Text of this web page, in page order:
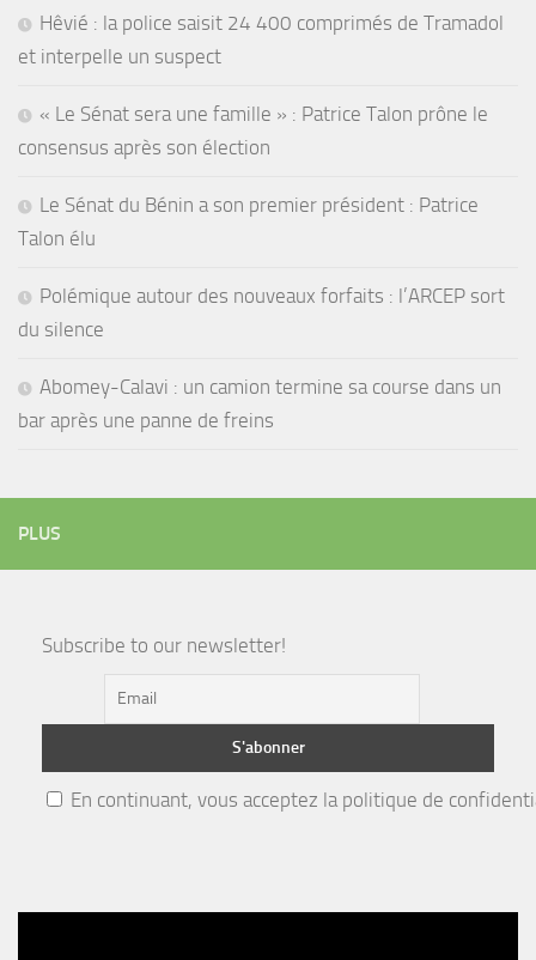
Hêvié : la police saisit 24 400 comprimés de Tramadol
et interpelle un suspect
« Le Sénat sera une famille » : Patrice Talon prône le
consensus après son élection
Le Sénat du Bénin a son premier président : Patrice
Talon élu
Polémique autour des nouveaux forfaits : l’ARCEP sort
du silence
Abomey-Calavi : un camion termine sa course dans un
bar après une panne de freins
PLUS
Subscribe to our newsletter!
En continuant, vous acceptez la politique de